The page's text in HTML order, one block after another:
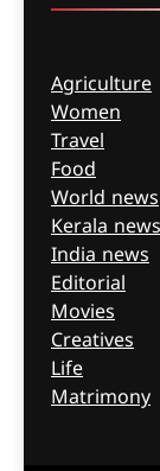
Agriculture
Women
Travel
Food
World news
Kerala news
India news
Editorial
Movies
Creatives
Life
Matrimony